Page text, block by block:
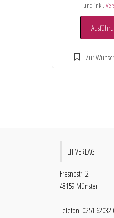
und inkl.
LIT VERLAG
Fresnostr. 2
48159 Münster
Telefon: 0251 62032